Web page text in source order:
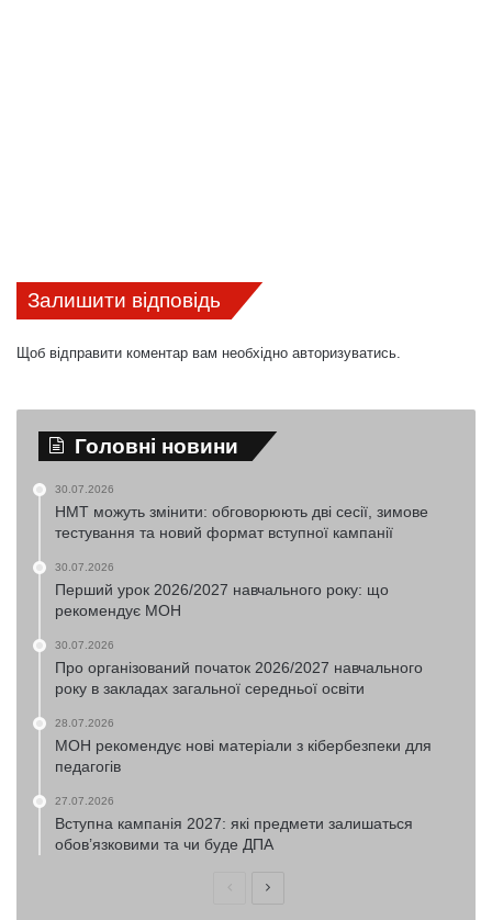
Залишити відповідь
Щоб відправити коментар вам необхідно авторизуватись.
Головні новини
30.07.2026
НМТ можуть змінити: обговорюють дві сесії, зимове
тестування та новий формат вступної кампанії
30.07.2026
Перший урок 2026/2027 навчального року: що
рекомендує МОН
30.07.2026
Про організований початок 2026/2027 навчального
року в закладах загальної середньої освіти
28.07.2026
МОН рекомендує нові матеріали з кібербезпеки для
педагогів
27.07.2026
Вступна кампанія 2027: які предмети залишаться
обов’язковими та чи буде ДПА
ПопередняНаступна